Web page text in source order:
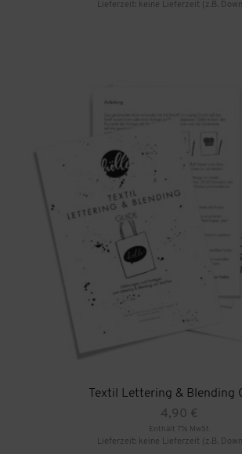
Lieferzeit: keine Lieferzeit (z.B.
Textil Lettering & Blending
4,90 €
Enthält 7% MwSt.
Lieferzeit: keine Lieferzeit (z.B.